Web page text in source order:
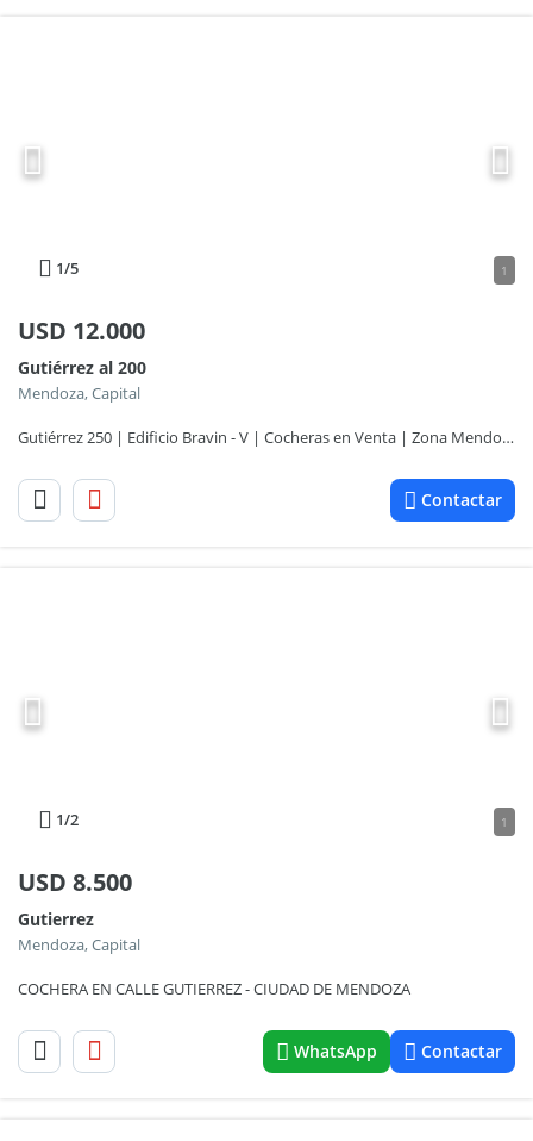
1/5 1
USD 12.000
Gutiérrez al 200
Mendoza, Capital
Gutiérrez 250 | Edificio Bravin - V | Cocheras en Venta | Zona Mendoza
Contactar
1/2 1
USD 8.500
Gutierrez
Mendoza, Capital
COCHERA EN CALLE GUTIERREZ - CIUDAD DE MENDOZA
WhatsApp Contactar